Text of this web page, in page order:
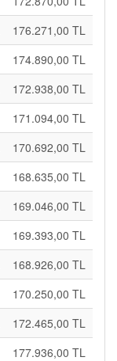
176.271,00 TL
174.890,00 TL
172.938,00 TL
171.094,00 TL
170.692,00 TL
168.635,00 TL
169.046,00 TL
169.393,00 TL
168.926,00 TL
170.250,00 TL
172.465,00 TL
177.936,00 TL